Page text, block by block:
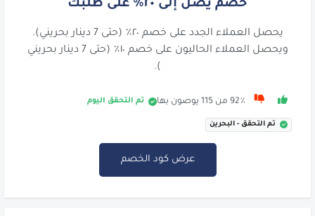
خصم يصل إلى ٢٠٪ على طلبك
يحصل العملاء الجدد على خصم ٢٠٪ (حتى 7 دينار بحريني).
ويحصل العملاء الحاليون على خصم ١٠٪ (حتى 7 دينار بحريني
).
92٪ من 115 يوصون بها تم التحقق اليوم
تم التحقق - البحرين
عرض كود الخصم